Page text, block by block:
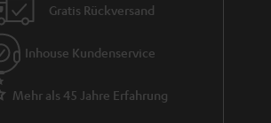
Gratis Rückversand
Inhouse Kundenservice
Mehr als 45 Jahre Erfahrung